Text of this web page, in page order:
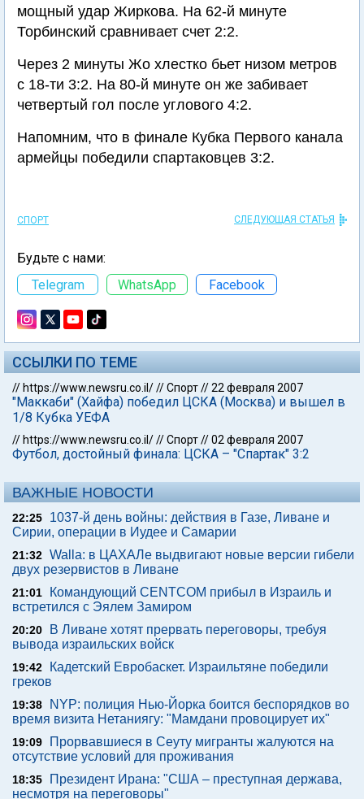
мощный удар Жиркова. На 62-й минуте
Торбинский сравнивает счет 2:2.
Через 2 минуты Жо хлестко бьет низом метров
с 18-ти 3:2. На 80-й минуте он же забивает
четвертый гол после углового 4:2.
Напомним, что в финале Кубка Первого канала
армейцы победили спартаковцев 3:2.
СПОРТ СЛЕДУЮЩАЯ СТАТЬЯ
Будьте с нами:
Telegram
WhatsApp Facebook
ССЫЛКИ ПО ТЕМЕ
// https://www.newsru.co.il///Спорт//22 февраля 2007
"Маккаби" (Хайфа) победил ЦСКА (Москва) и вышел в
1/8 Кубка УЕФА
// https://www.newsru.co.il///Спорт//02 февраля 2007
Футбол, достойный финала: ЦСКА – "Спартак" 3:2
ВАЖНЫЕ НОВОСТИ
22:25
1037-й день войны: действия в Газе, Ливане и
Сирии, операции в Иудее и Самарии
21:32 Walla: в ЦАХАЛе выдвигают новые версии гибели
двух резервистов в Ливане
21:01
Командующий CENTCOM прибыл в Израиль и
встретился с Эялем Замиром
20:20
В Ливане хотят прервать переговоры, требуя
вывода израильских войск
19:42
Кадетский Евробаскет. Израильтяне победили
греков
19:38
NYP: полиция Нью-Йорка боится беспорядков во
время визита Нетаниягу: "Мамдани провоцирует их"
19:09
Прорвавшиеся в Сеуту мигранты жалуются на
отсутствие условий для проживания
18:35
Президент Ирана: "США – преступная держава,
несмотря на переговоры"